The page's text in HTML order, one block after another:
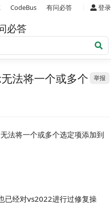
CodeBus 有问必答 登录
必答
举报
法将一个或多个
法将一个或多个选定项添加到
已经对vs2022进行过修复操